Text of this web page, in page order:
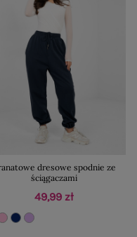
dresowe spodnie ze
ściągaczami
49,99 zł